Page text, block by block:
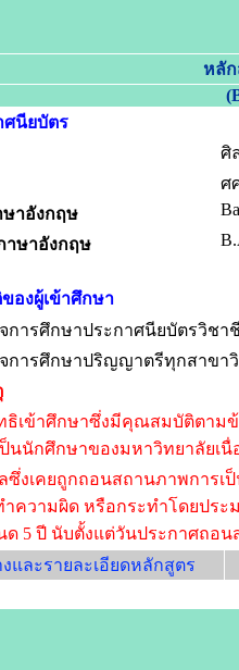
หลั
ศนียบัตร
ศิ
ศ
ษาอังกฤษ
าษาอังกฤษ
องผู้เข้าศึกษา
จการศึกษาประกาศนียบัตรวิช
จการศึกษาปริญญาตรีทุกสาขา
ธิเข้าศึกษาซึ่งมีคุณสมบัติตามข้
ป็นนักศึกษาของมหาวิทยาลัยเนื่
ซึ่งเคยถูกถอนสถานภาพการเ
ำความผิด หรือกระทำโดยปร
ด 5 ปี นับตั้งแต่วันประกาศถอ
และรายละเอียดหลักสูตร